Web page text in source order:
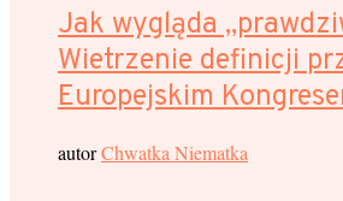
Jak wygląda
Wietrzenie definicji
Europejskim
autorChwatka Niematka